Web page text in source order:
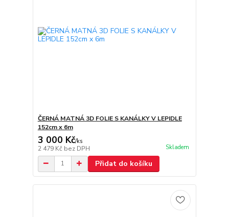
ČERNÁ MATNÁ 3D FOLIE S KANÁLKY V LEPIDLE
152cm x 6m
3 000 Kč/ks
2 479 Kč bez DPH Skladem
Přidat do košíku